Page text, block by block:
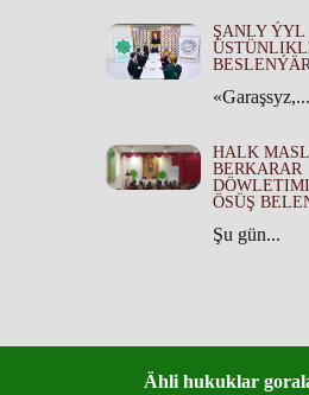
ŞANLY ÝYL
BESLENÝÄR
«Garaşsyz,...
HALK
BERKARAR
ÖSÜŞ
Şu gün...
Ähli hukuklar